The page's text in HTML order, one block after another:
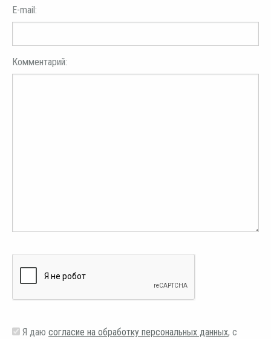
E-mail:
Комментарий:
Я даю согласие на обработку персональных данных, с